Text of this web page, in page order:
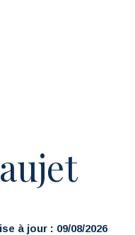
à jour : 09/08/2026